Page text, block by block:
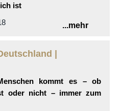
ist
...mehr
|
kommt es – ob
oder nicht – immer zum